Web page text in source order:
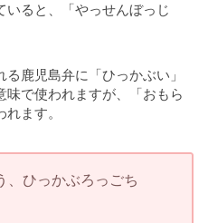
いると、「やっせんぼっじ
鹿児島弁に「ひっかぶい」
味で使われますが、「おもら
ます。
、ひっかぶろっごち